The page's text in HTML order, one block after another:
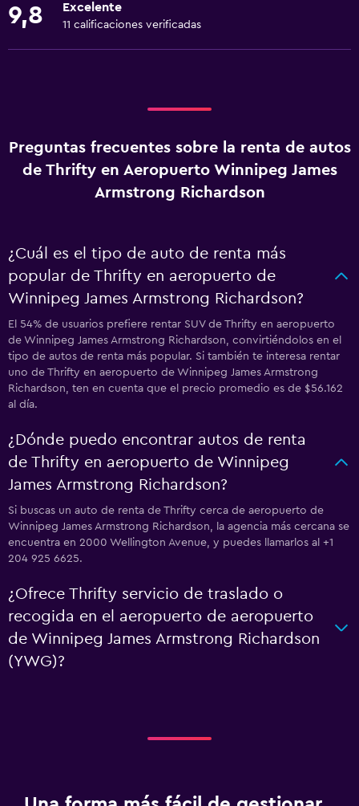
9,8 Excelente
11 calificaciones verificadas
Preguntas frecuentes sobre la renta de autos
de Thrifty en Aeropuerto Winnipeg James
Armstrong Richardson
¿Cuál es el tipo de auto de renta más
popular de Thrifty en aeropuerto de
Winnipeg James Armstrong Richardson?
El 54% de usuarios prefiere rentar SUV de Thrifty en aeropuerto
de Winnipeg James Armstrong Richardson, convirtiéndolos en el
tipo de autos de renta más popular. Si también te interesa rentar
uno de Thrifty en aeropuerto de Winnipeg James Armstrong
Richardson, ten en cuenta que el precio promedio es de $56.162
al día.
¿Dónde puedo encontrar autos de renta
de Thrifty en aeropuerto de Winnipeg
James Armstrong Richardson?
Si buscas un auto de renta de Thrifty cerca de aeropuerto de
Winnipeg James Armstrong Richardson, la agencia más cercana se
encuentra en 2000 Wellington Avenue, y puedes llamarlos al +1
204 925 6625.
¿Ofrece Thrifty servicio de traslado o
recogida en el aeropuerto de aeropuerto
de Winnipeg James Armstrong Richardson
(YWG)?